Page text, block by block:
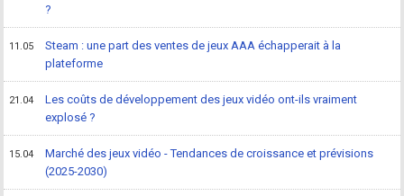
?
11.05
Steam : une part des ventes de jeux AAA échapperait à la
plateforme
21.04
Les coûts de développement des jeux vidéo ont-ils vraiment
explosé ?
15.04
Marché des jeux vidéo - Tendances de croissance et prévisions
(2025-2030)